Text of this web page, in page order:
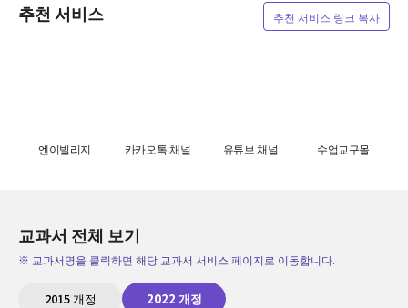
추천 서비스 추천 서비스 링크 복사
엔이빌리지 카카오톡 채널 유튜브 채널 수업교구몰
교과서 전체 보기
※ 교과서명을 클릭하면 해당 교과서 서비스 페이지로 이동합니다.
2015 개정 2022 개정